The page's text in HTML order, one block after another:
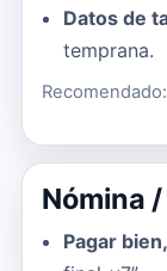
Datos de
temprana.
Recomendado:
Nómina
Pagar